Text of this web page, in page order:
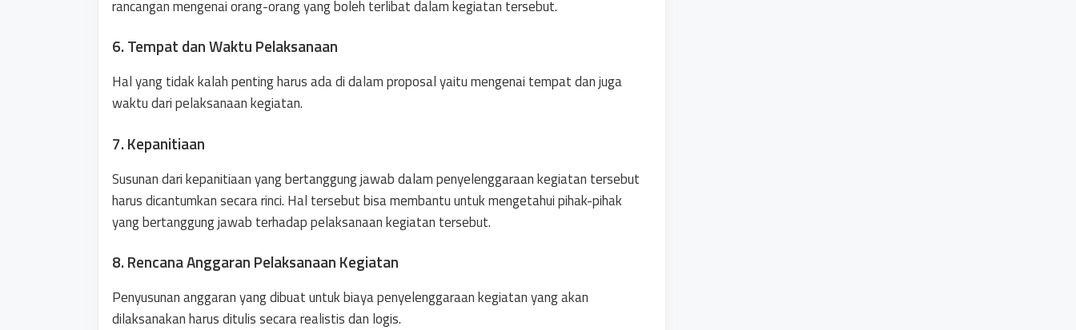
rancangan mengenai orang-orang yang boleh terlibat dalam kegiatan tersebut.
6. Tempat dan Waktu Pelaksanaan
Hal yang tidak kalah penting harus ada di dalam proposal yaitu mengenai tempat dan juga
waktu dari pelaksanaan kegiatan.
7. Kepanitiaan
Susunan dari kepanitiaan yang bertanggung jawab dalam penyelenggaraan kegiatan tersebut
harus dicantumkan secara rinci. Hal tersebut bisa membantu untuk mengetahui pihak-pihak
yang bertanggung jawab terhadap pelaksanaan kegiatan tersebut.
8. Rencana Anggaran Pelaksanaan Kegiatan
Penyusunan anggaran yang dibuat untuk biaya penyelenggaraan kegiatan yang akan
dilaksanakan harus ditulis secara realistis dan logis.